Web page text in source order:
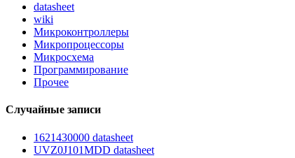
datasheet
wiki
Микроконтроллеры
Микропроцессоры
Микросхема
Программирование
Прочее
Случайные записи
1621430000 datasheet
UVZ0J101MDD datasheet